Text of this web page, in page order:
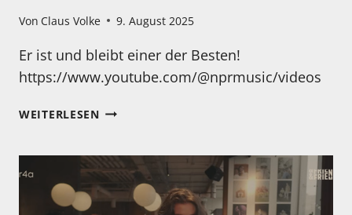
Von Claus Volke 9. August 2025
Er ist und bleibt einer der Besten!
https://www.youtube.com/@nprmusic/videos
WEITERLESENSTANLEY
EINEM
BESONDEREN
KONZERT